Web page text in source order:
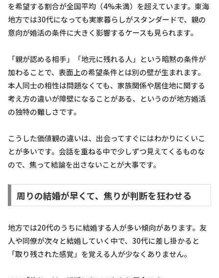
を希望する割合が全国平均（4%未満）を超えています。東海
地方では30代になっても実家暮らしがスタンダードで、親の
意向が婚活の条件に大きく影響するケースも見られます。
「親が認める相手」「地元に残れる人」という暗黙の条件が
加わることで、表面上の希望条件とは別の壁が生まれます。
本人同士の相性は問題なくても、家族関係や居住地に関する
考え方の違いが障壁になることがある、というのが地方婚活
の独特の難しさです。
こうした価値観の違いは、出会ってすぐにはわかりにくいこ
とが多いです。会話を重ねる中で少しずつ見えてくるものな
ので、焦って結論を出さないことが大事です。
周りの結婚が早くて、焦りが判断を狂わせる
地方では20代のうちに結婚する人が多い傾向があります。友
人や同僚が次々と結婚していく中で、30代に差し掛かると
「取り残された感覚」を覚える人が少なくありません。